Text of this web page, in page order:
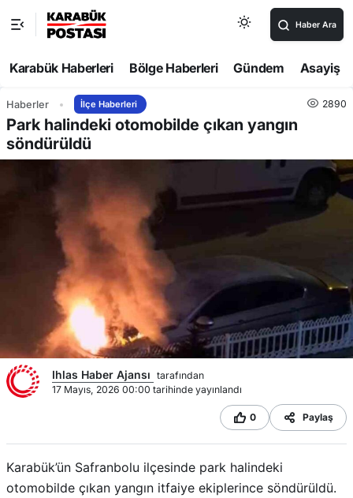
Haber Ara
Karabük Haberleri Bölge Haberleri Gündem Asayiş
Haberler İlçe Haberleri 2890
Park halindeki otomobilde çıkan yangın
söndürüldü
Ihlas Haber Ajansı tarafından
17 Mayıs, 2026 00:00 tarihinde yayınlandı
0 Paylaş
Karabük’ün Safranbolu ilçesinde park halindeki
otomobilde çıkan yangın itfaiye ekiplerince söndürüldü.